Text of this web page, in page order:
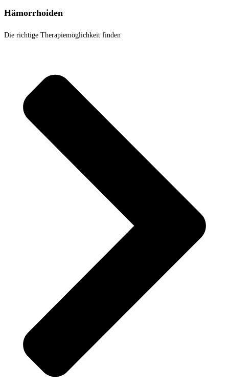
Hämorrhoiden
Die richtige Therapiemöglichkeit finden